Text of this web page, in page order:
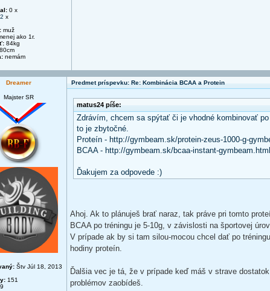
0 x
2 x
muž
ako 1r.
84kg
nemám
Dreamer Predmet príspevku: Re: Kombinácia BCAA a Protein
Majster SR
Štv Júl 18, 2013
151
matus24 píše:
Zdrávím, chcem sa spýtať či je vhodné kombinovať
to je zbytočné.
Proteín - http://gymbeam.sk/protein-zeus-1000-g-
BCAA - http://gymbeam.sk/bcaa-instant-gymbeam.html
Ďakujem za odpovede :)
Ahoj. Ak to plánuješ brať naraz, tak práve pri tomto
BCAA po tréningu je 5-10g, v závislosti na športovej
V prípade ak by si tam silou-mocou chcel dať po
hodiny proteín.
Ďalšia vec je tá, že v prípade keď máš v strave
problémov zaobídeš.